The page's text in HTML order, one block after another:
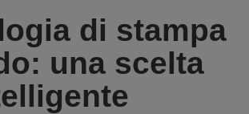
di stampa
una scelta